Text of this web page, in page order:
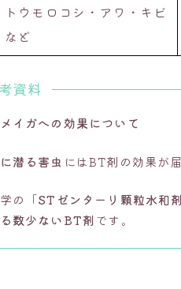
トウモロコシ・アワ・キビ
など
資料
イガへの効果について
潜る害虫 にはBT剤の効果が
の「STゼンターリ顆粒水和剤
数少ないBT剤です。